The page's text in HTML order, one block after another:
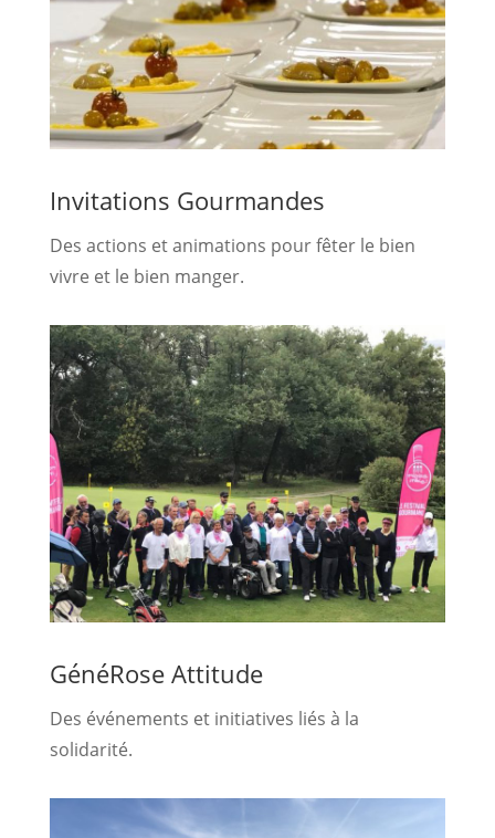
Invitations Gourmandes
Des actions et animations pour fêter le bien
vivre et le bien manger.
GénéRose Attitude
Des événements et initiatives liés à la
solidarité.